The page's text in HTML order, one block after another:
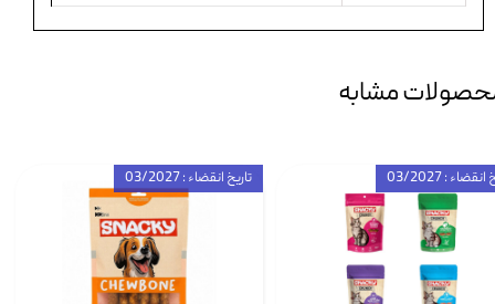
مشابه
تاریخ انقضاء : 03/2027 : 03/2027